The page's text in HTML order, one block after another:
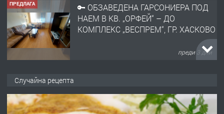
ПРЕДЛАГА
🔑 ОБЗАВЕДЕНА ГАРСОНИЕРА ПОД
НАЕМ В КВ. „ОРФЕЙ“ – ДО
КОМПЛЕКС „ВЕСПРЕМ“, ГР. ХАСКОВО
преди 3 дни
АПАРТАМЕНТ В ЦЕНТЪРА НА ГР.
ХАСКОВО
Случайна рецепта